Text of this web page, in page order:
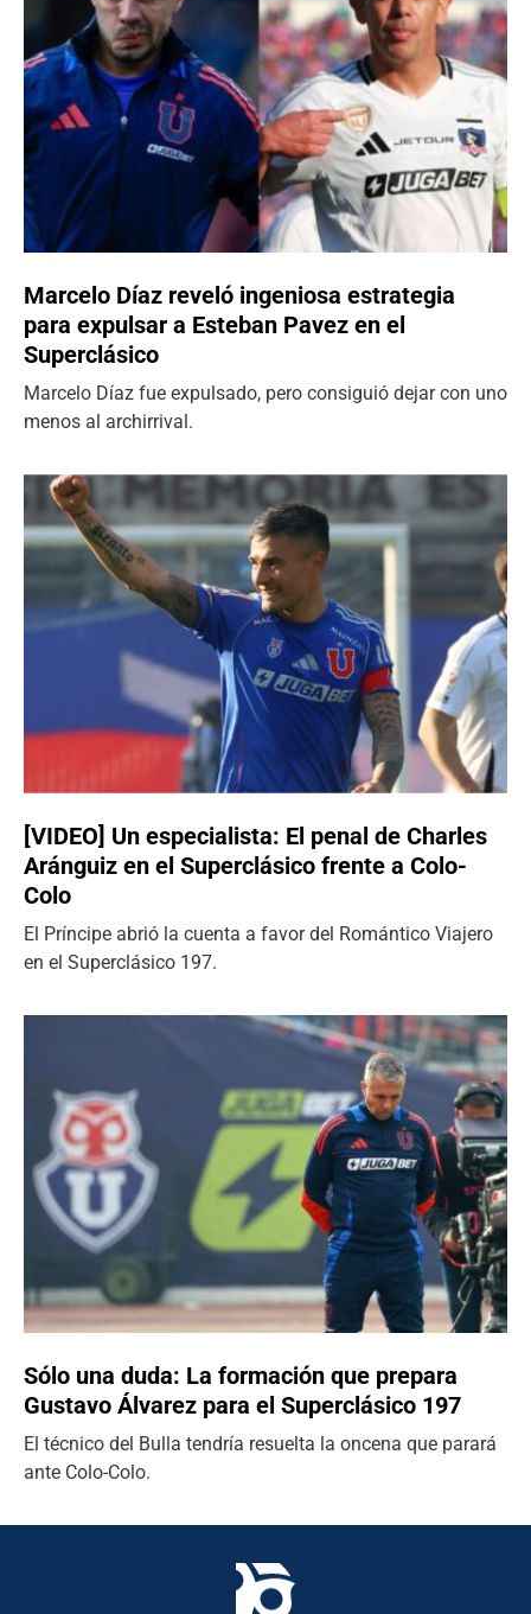
Marcelo Díaz reveló ingeniosa estrategia
para expulsar a Esteban Pavez en el
Superclásico
Marcelo Díaz fue expulsado, pero consiguió dejar con uno
menos al archirrival.
[VIDEO] Un especialista: El penal de Charles
Aránguiz en el Superclásico frente a Colo-
Colo
El Príncipe abrió la cuenta a favor del Romántico Viajero
en el Superclásico 197.
Sólo una duda: La formación que prepara
Gustavo Álvarez para el Superclásico 197
El técnico del Bulla tendría resuelta la oncena que parará
ante Colo-Colo.